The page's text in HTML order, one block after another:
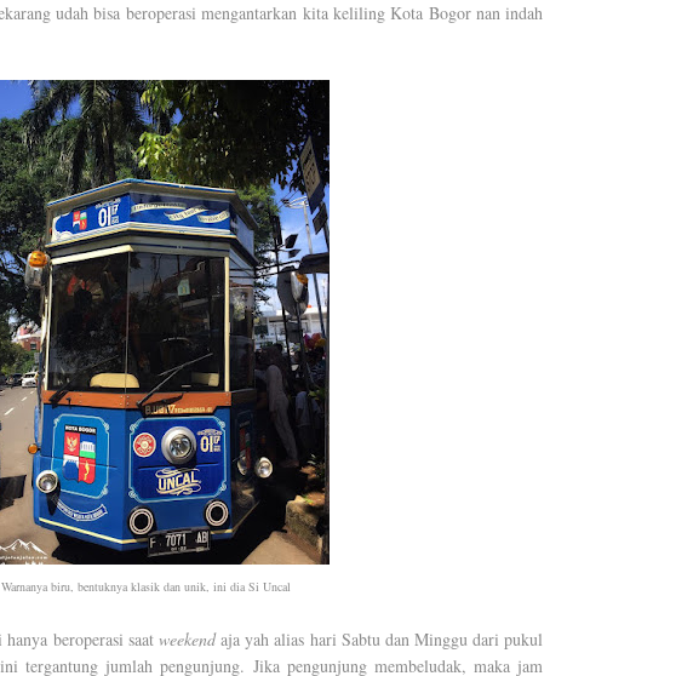
udah bisa beroperasi mengantarkan kita keliling Kota Bogor nan indah
Warnanya biru, bentuknya klasik dan unik, ini dia Si Uncal
beroperasi saat weekendaja yah alias hari Sabtu dan Minggu dari pukul
tergantung jumlah pengunjung. Jika pengunjung membeludak, maka jam